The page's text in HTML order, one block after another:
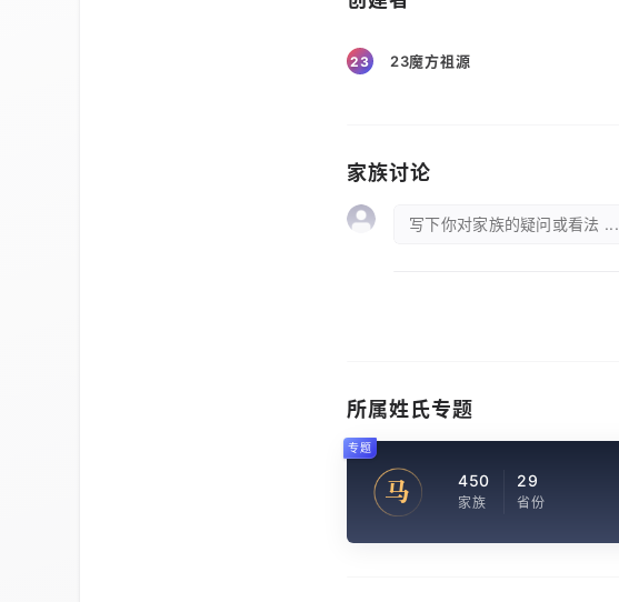
23 23魔方祖源
家族讨论
写下你对家族的疑问或看法 ...
所属姓氏专题
马 450
家族
29
省份
专题